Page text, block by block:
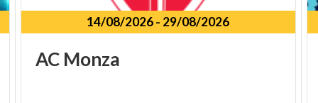
14/08/2026- 29/08/2026
AC Monza